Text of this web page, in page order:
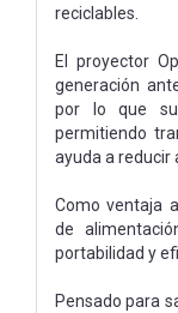
reciclables.
El proyector
generación
por lo que su
permitiendo
ayuda a reducir
Como ventaja
de
portabilidad y
Pensado para